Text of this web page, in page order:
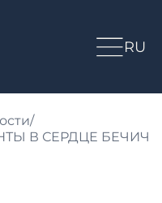
RU
/
В СЕРДЦЕ БЕЧИЧ